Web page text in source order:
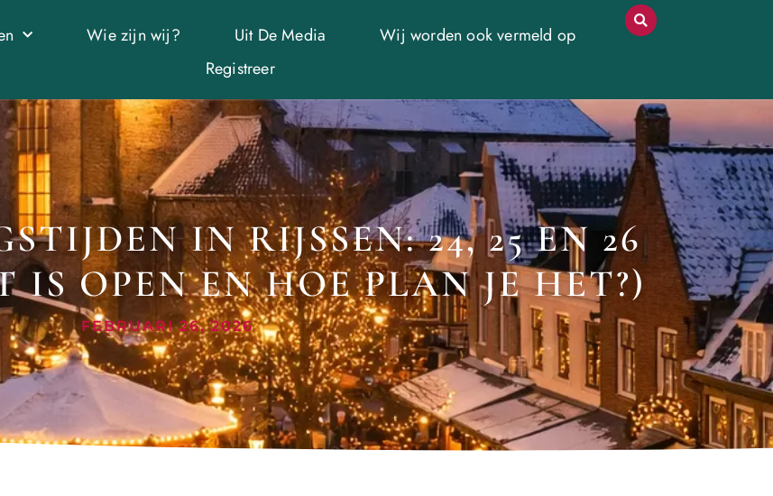
Wie zijn wij? Uit De Media
Wij worden ook vermeld op
Registreer
IN RIJSSEN: 24, 25 EN 26
IS OPEN EN HOE PLAN JE HET?)
FEBRUARI 26, 2026